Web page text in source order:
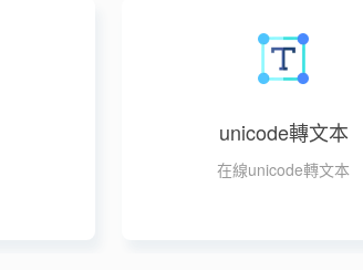
unicode轉文本
在線unicode轉文本